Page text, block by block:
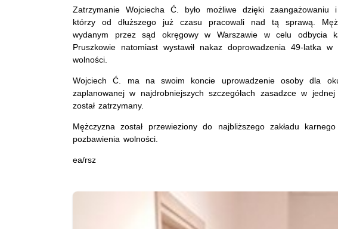
Zatrzymanie Wojciecha Ć. było możliwe dzięki zaangażowaniu
którzy od dłuższego już czasu pracowali nad tą sprawą.
wydanym przez sąd okręgowy w Warszawie w celu odbycia
Pruszkowie natomiast wystawił nakaz doprowadzenia 49-latka
wolności.
Wojciech Ć. ma na swoim koncie uprowadzenie osoby dla
zaplanowanej w najdrobniejszych szczegółach zasadzce w
został zatrzymany.
Mężczyzna został przewieziony do najbliższego zakładu
pozbawienia wolności.
ea/rsz